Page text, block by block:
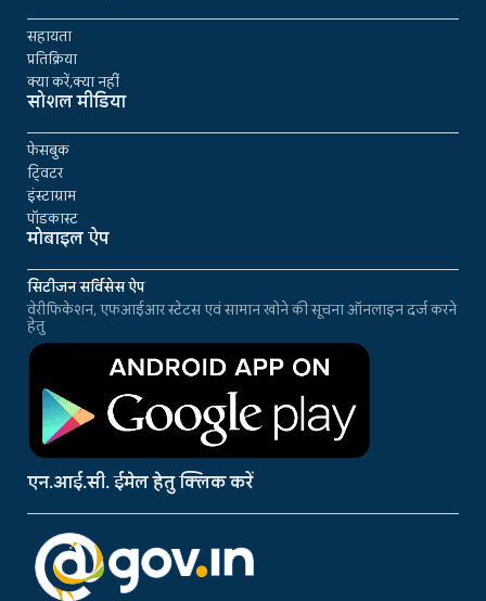
सहायता
प्रतिक्रिया
क्या करें,क्या नहीं
सोशल मीडिया
फेसबुक
ट्विटर
इंस्टाग्राम
पॉडकास्ट
मोबाइल ऐप
सिटीजन सर्विसेस ऐप
वेरीफिकेशन, एफआईआर स्टेटस एवं सामान खोने की सूचना ऑनलाइन दर्ज करने
हेतु
एन.आई.सी. ईमेल हेतु क्लिक करें